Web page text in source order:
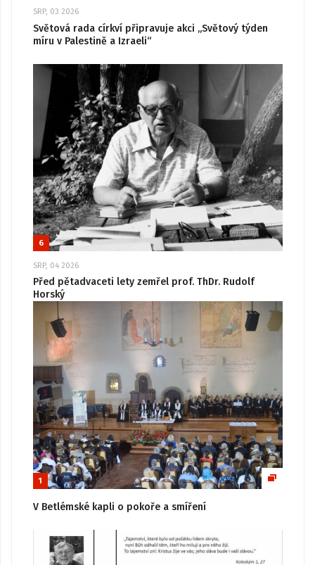
SRP, 03 2026
Světová rada církví připravuje akci „Světový týden
míru v Palestině a Izraeli“
6
SRP, 04 2026
Před pětadvaceti lety zemřel prof. ThDr. Rudolf
Horský
1
V Betlémské kapli o pokoře a smíření